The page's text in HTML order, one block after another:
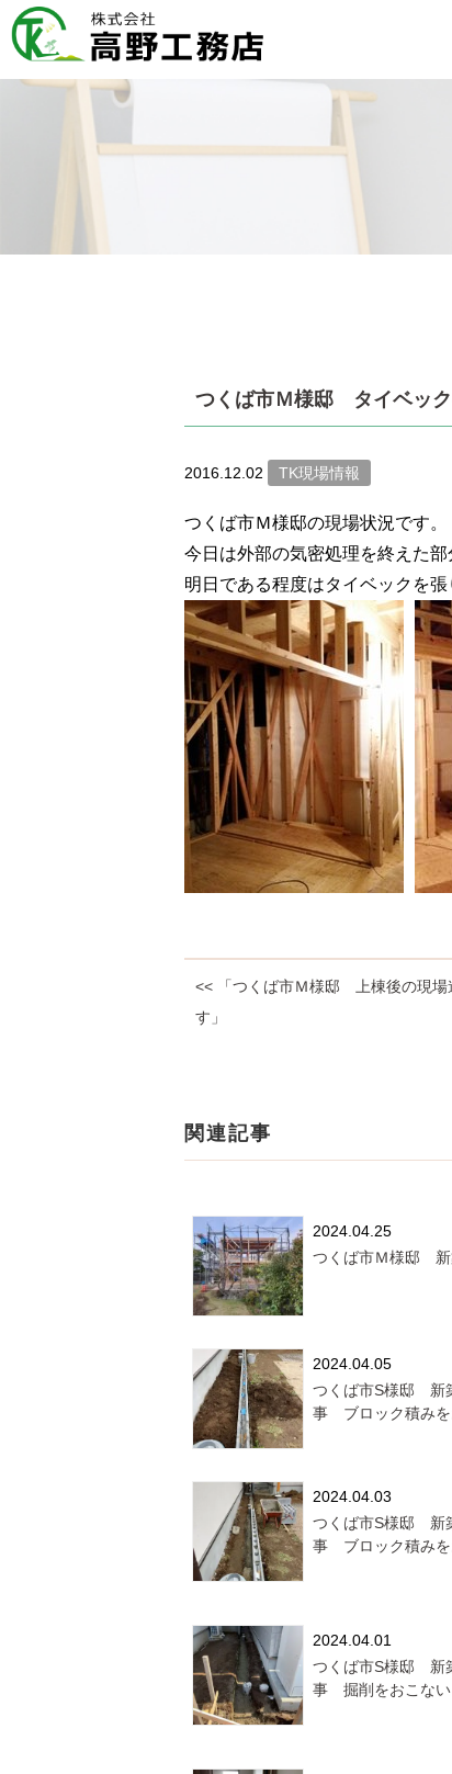
つくば市Ｍ様邸 タイベッ
2016.12.02 TK現場情報
つくば市Ｍ様邸の現場状況です。
今日は外部の気密処理を終えた
明日である程度はタイベックを張
<< 「つくば市Ｍ様邸 上棟後の現場
す」
関連記事
2024.04.25
つくば市Ｍ様邸 新
2024.04.05
つくば市S様邸 新
事 ブロック積みを
2024.04.03
つくば市S様邸 新
事 ブロック積みを
2024.04.01
つくば市S様邸 新
事 掘削をおこない